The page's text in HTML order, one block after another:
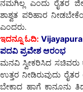
ನಮಗಿಲ್ಲ ಎಂದು ರೈತರ
ಶಾಶ್ವತ ಪರಿಹಾರ
ಎಂದರು.
ಇದನ್ನೂ ಓದಿ:
ಪದವಿ ಪ್ರವೇಶ ಆರಂಭ
ಮನವಿ ಸ್ವೀಕರಿಸಿದ ಸಚಿವರು
ಉತ್ತರ ನೀಡಿರುವುದು
ಬೇಕಾದ ಹಾಗೆ ಕಾನೂನು